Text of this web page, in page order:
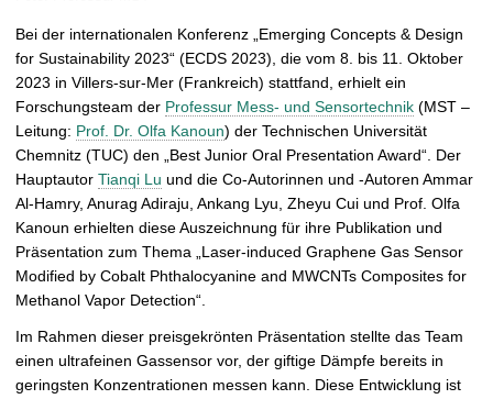
e
r
r
Bei der internationalen Konferenz „Emerging Concepts & Design
for Sustainability 2023“ (ECDS 2023), die vom 8. bis 11. Oktober
2023 in Villers-sur-Mer (Frankreich) stattfand, erhielt ein
Forschungsteam der Professur Mess- und Sensortechnik (MST –
Leitung: Prof. Dr. Olfa Kanoun) der Technischen Universität
Chemnitz (TUC) den „Best Junior Oral Presentation Award“. Der
Hauptautor Tianqi Lu und die Co-Autorinnen und -Autoren Ammar
Al-Hamry, Anurag Adiraju, Ankang Lyu, Zheyu Cui und Prof. Olfa
Kanoun erhielten diese Auszeichnung für ihre Publikation und
Präsentation zum Thema „Laser-induced Graphene Gas Sensor
Modified by Cobalt Phthalocyanine and MWCNTs Composites for
Methanol Vapor Detection“.
Im Rahmen dieser preisgekrönten Präsentation stellte das Team
einen ultrafeinen Gassensor vor, der giftige Dämpfe bereits in
geringsten Konzentrationen messen kann. Diese Entwicklung ist